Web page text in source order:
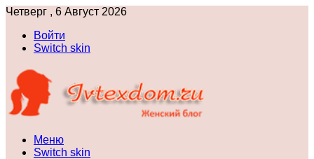
Четверг , 6 Август 2026
Войти
Switch skin
Меню
Switch skin